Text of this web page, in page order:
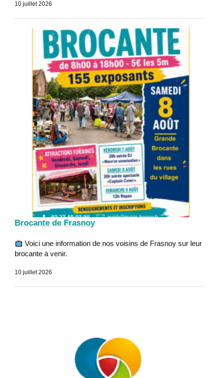
10 juillet 2026
Brocante de Frasnoy
Voici une information de nos voisins de Frasnoy sur leur
brocante à venir.
10 juillet 2026